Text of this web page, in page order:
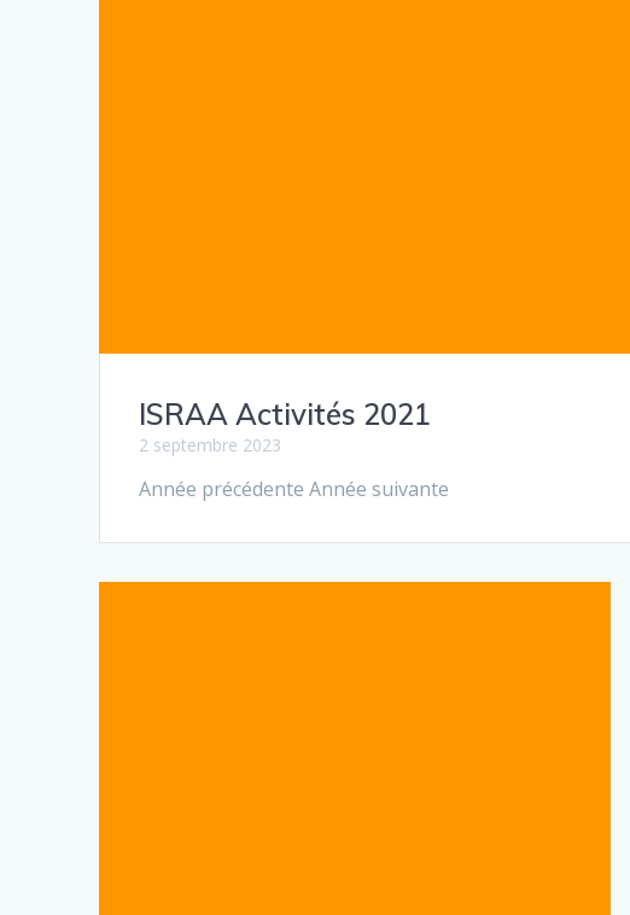
ISRAA Activités 2021
2 septembre 2023
Année précédente Année suivante